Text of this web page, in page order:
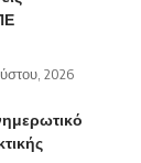
2026